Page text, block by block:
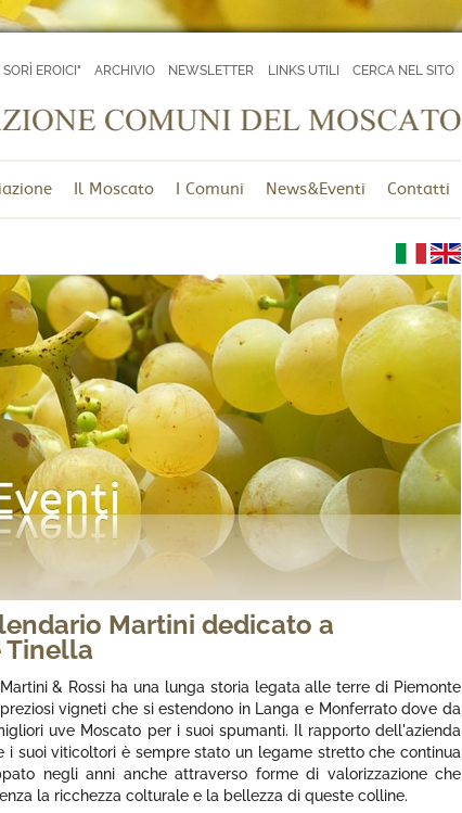
CERCA NEL SITO
LINKS UTILI
NEWSLETTER
ARCHIVIO
EROICI"
Contatti
News&Eventi
I Comuni
Il Moscato
Martini dedicato a
Tinella
& Rossi ha una lunga storia legata alle terre di Piemonte
vigneti che si estendono in Langa e Monferrato dove da
uve Moscato per i suoi spumanti. Il rapporto dell'azienda
i suoi viticoltori è sempre stato un legame stretto che continua
negli anni anche attraverso forme di valorizzazione che
la ricchezza colturale e la bellezza di queste colline.